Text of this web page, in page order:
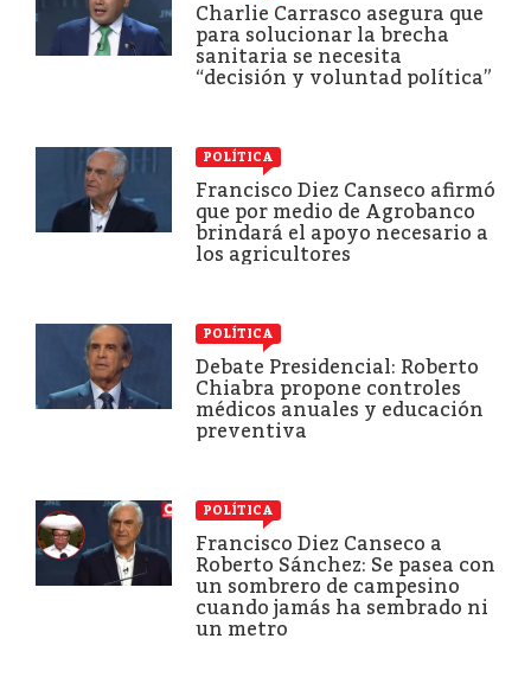
Charlie Carrasco asegura que
para solucionar la brecha
sanitaria se necesita
“decisión y voluntad política”
POLÍTICA
Francisco Diez Canseco afirmó
que por medio de Agrobanco
brindará el apoyo necesario a
los agricultores
POLÍTICA
Debate Presidencial: Roberto
Chiabra propone controles
médicos anuales y educación
preventiva
POLÍTICA
Francisco Diez Canseco a
Roberto Sánchez: Se pasea con
un sombrero de campesino
cuando jamás ha sembrado ni
un metro